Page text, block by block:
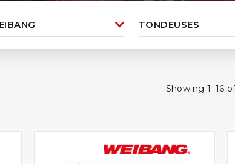
Showing 1–16